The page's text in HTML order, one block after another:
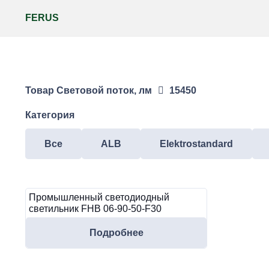
FERUS
Товар Световой поток, лм 15450
Категория
Все ALB Elektrostandard
Промышленный светодиодный
светильник FHB 06-90-50-F30
Подробнее